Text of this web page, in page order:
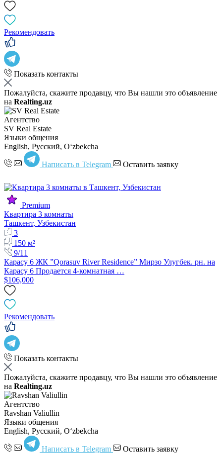
Рекомендовать
Показать контакты
Пожалуйста, скажите продавцу, что Вы нашли это объявление
на Realting.uz
Агентство
SV Real Estate
Языки общения
English, Русский, Oʻzbekcha
Написать в Telegram Оставить заявку
Premium
Квартира 3 комнаты
Ташкент, Узбекистан
3
150 м²
9/11
Карасу 6 ЖК ”Qorasuv River Residence” Мирзо Улугбек. рн. на
Карасу 6 Продается 4-комнатная …
$106,000
Рекомендовать
Показать контакты
Пожалуйста, скажите продавцу, что Вы нашли это объявление
на Realting.uz
Агентство
Ravshan Valiullin
Языки общения
English, Русский, Oʻzbekcha
Написать в Telegram Оставить заявку